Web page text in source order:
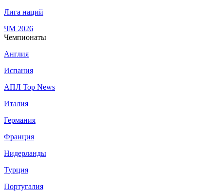
Лига наций
ЧМ 2026
Чемпионаты
Англия
Испания
АПЛ Top News
Италия
Германия
Франция
Нидерланды
Турция
Португалия